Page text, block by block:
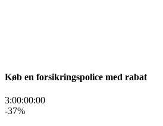
Køb en forsikringspolice med rabat
3:00:00:00
-37%